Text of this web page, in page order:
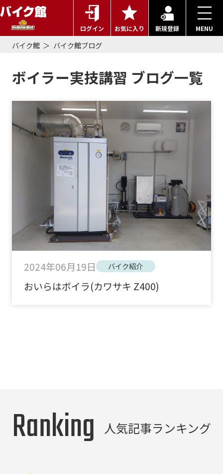
ログイン お気に入り 新規登録 MENU
バイク館 バイク館ブログ
ボイラー実技講習 ブログ一覧
2024年06月19日 バイク紹介
おいらはボイラ(カワサキ Z400)
Ranking 人気記事ランキング